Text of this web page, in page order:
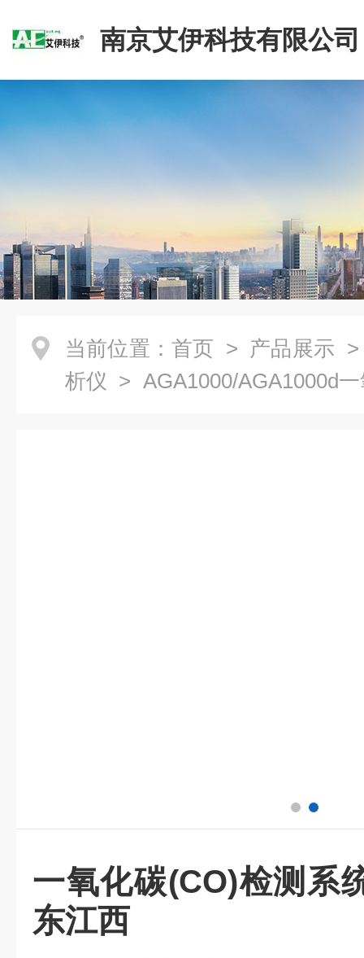
南京艾伊科技有限公司
当前位置： 首页 > 产品展示
析仪 > AGA1000/AGA1000d
一氧化碳(CO)检测系
东江西